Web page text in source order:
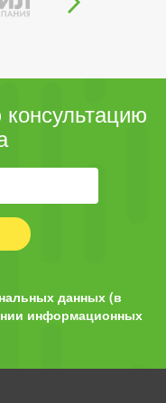
данных (в
информационных